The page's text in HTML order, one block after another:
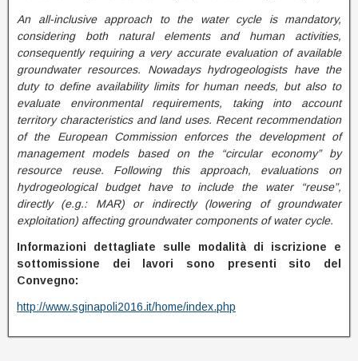
An all-inclusive approach to the water cycle is mandatory,
considering both natural elements and human activities,
consequently requiring a very accurate evaluation of available
groundwater resources. Nowadays hydrogeologists have the
duty to define availability limits for human needs, but also to
evaluate environmental requirements, taking into account
territory characteristics and land uses. Recent recommendation
of the European Commission enforces the development of
management models based on the “circular economy” by
resource reuse. Following this approach, evaluations on
hydrogeological budget have to include the water “reuse”,
directly (e.g.: MAR) or indirectly (lowering of groundwater
exploitation) affecting groundwater components of water cycle.
Informazioni dettagliate sulle modalità di iscrizione e
sottomissione dei lavori sono presenti sito del
Convegno:
http://www.sginapoli2016.it/home/index.php